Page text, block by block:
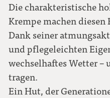
62
Die charakteristische
Krempe machen
Dank seiner
und pflegeleichten
wechselhaftes Wetter –
tragen.
Ein Hut, der